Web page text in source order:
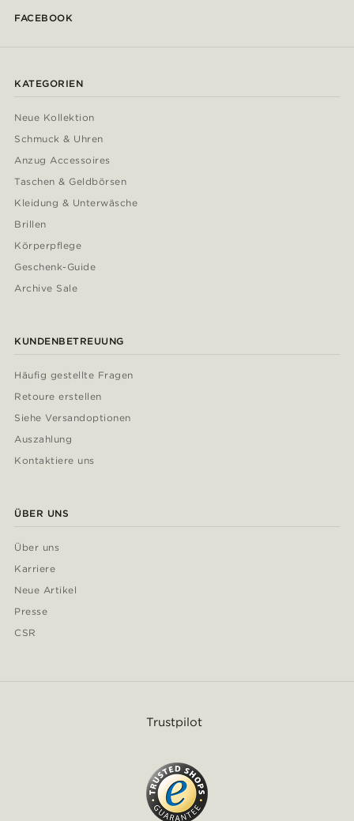
FACEBOOK
KATEGORIEN
Neue Kollektion
Schmuck & Uhren
Anzug Accessoires
Taschen & Geldbörsen
Kleidung & Unterwäsche
Brillen
Körperpflege
Geschenk-Guide
Archive Sale
KUNDENBETREUUNG
Häufig gestellte Fragen
Retoure erstellen
Siehe Versandoptionen
Auszahlung
Kontaktiere uns
ÜBER UNS
Über uns
Karriere
Neue Artikel
Presse
CSR
Trustpilot